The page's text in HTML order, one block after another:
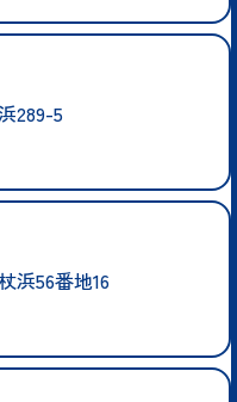
289-5
浜56番地16